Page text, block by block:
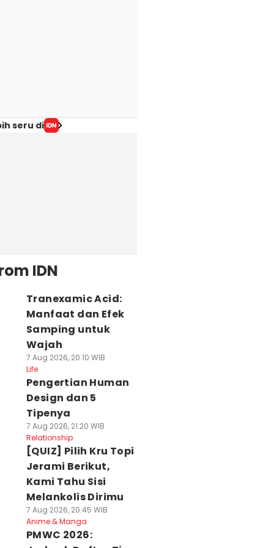
seru di
IDN
Tranexamic Acid:
Manfaat dan Efek
Samping untuk
Wajah
7 Aug 2026, 20:10 WIB
Life
Pengertian Human
Design dan 5
Tipenya
7 Aug 2026, 21:20 WIB
Relationship
[QUIZ] Pilih Kru Topi
Jerami Berikut,
Kami Tahu Sisi
Melankolis Dirimu
7 Aug 2026, 20:45 WIB
Anime & Manga
PMWC 2026: